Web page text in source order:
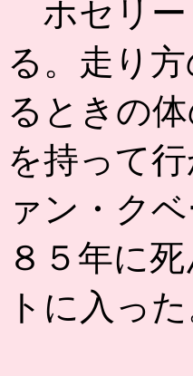
ホセリー
る。走り
るときの
を持って
ァン・ク
８５年に
トに入った